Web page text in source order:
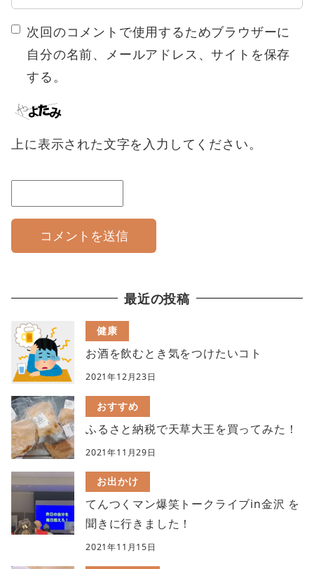
次回のコメントで使用するためブラウザーに
自分の名前、メールアドレス、サイトを保存
する。
上に表示された文字を入力してください。
最近の投稿
健康
お酒を飲むとき気をつけたいコト
2021年12月23日
おすすめ
ふるさと納税で天草大王を買ってみた！
2021年11月29日
お出かけ
てんつくマン爆笑トークライブin金沢 を
聞きに行きました！
2021年11月15日